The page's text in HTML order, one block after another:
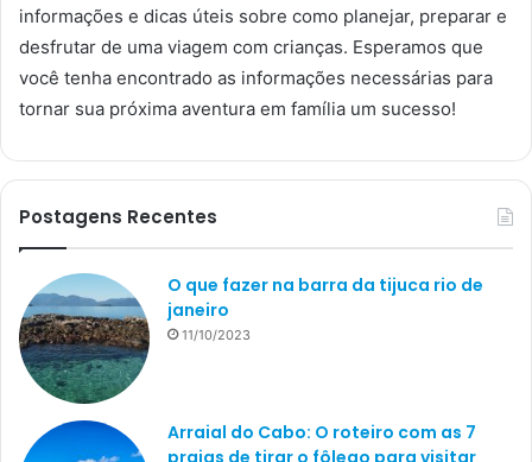
informações e dicas úteis sobre como planejar, preparar e
desfrutar de uma viagem com crianças. Esperamos que
você tenha encontrado as informações necessárias para
tornar sua próxima aventura em família um sucesso!
Postagens Recentes
O que fazer na barra da tijuca rio de
janeiro
11/10/2023
Arraial do Cabo: O roteiro com as 7
praias de tirar o fôlego para visitar